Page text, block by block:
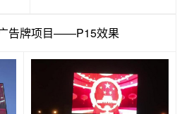
告牌项目——P15效果